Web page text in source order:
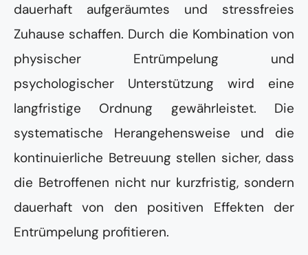
dauerhaft aufgeräumtes und stressfreies
Zuhause schaffen. Durch die Kombination von
physischer Entrümpelung und
psychologischer Unterstützung wird eine
langfristige Ordnung gewährleistet. Die
systematische Herangehensweise und die
kontinuierliche Betreuung stellen sicher, dass
die Betroffenen nicht nur kurzfristig, sondern
dauerhaft von den positiven Effekten der
Entrümpelung profitieren.